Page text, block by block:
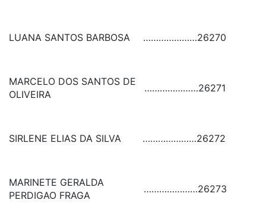
LUANA SANTOS BARBOSA …………………26270
MARCELO DOS SANTOS DE
OLIVEIRA
…………………26271
SIRLENE ELIAS DA SILVA …………………26272
MARINETE GERALDA
PERDIGAO FRAGA
…………………26273